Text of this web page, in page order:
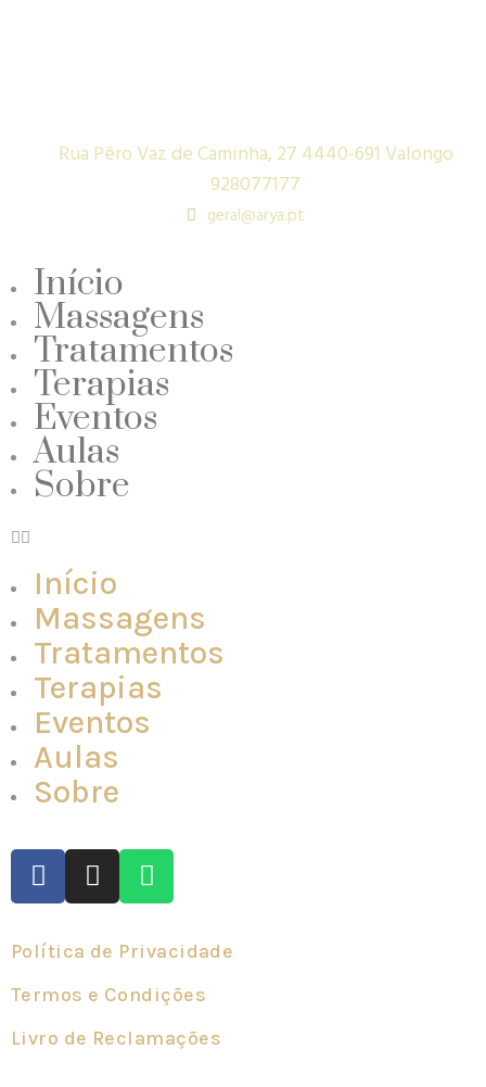
Rua Pêro Vaz de Caminha, 27 4440-691 Valongo
928077177
geral@arya.pt
Início
Massagens
Tratamentos
Terapias
Eventos
Aulas
Sobre
Início
Massagens
Tratamentos
Terapias
Eventos
Aulas
Sobre
Política de Privacidade
Termos e Condições
Livro de Reclamações